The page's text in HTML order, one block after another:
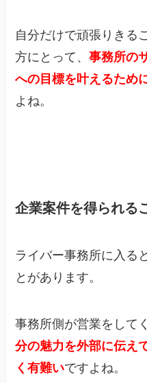
自分だけで頑張りきる
方にとって、事務所の
への目標を叶えるため
よね。
企業案件を得られる
ライバー事務所に入る
とがあります。
事務所側が営業をして
分の魅力を外部に伝え
く有難いですよね。